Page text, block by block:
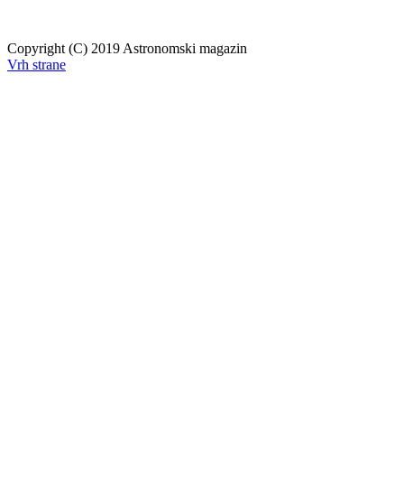
Copyright (C) 2019 Astronomski magazin
Vrh strane